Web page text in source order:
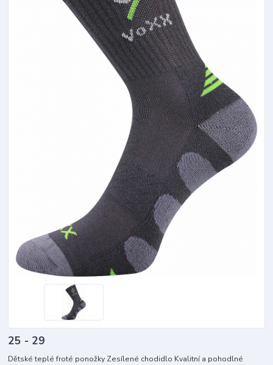
25 - 29
Dětské teplé froté ponožky Zesílené chodidlo Kvalitní a pohodlné